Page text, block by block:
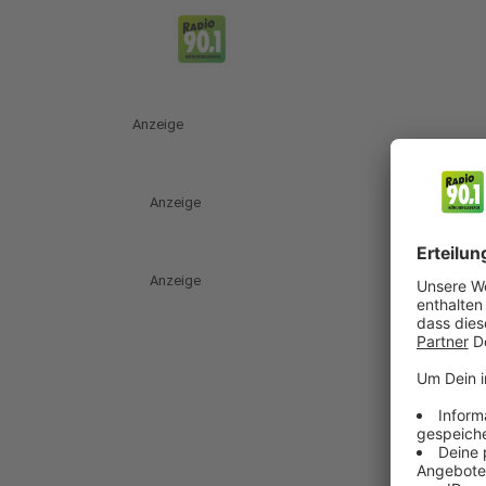
Anzeige
Anzeige
Anzeige